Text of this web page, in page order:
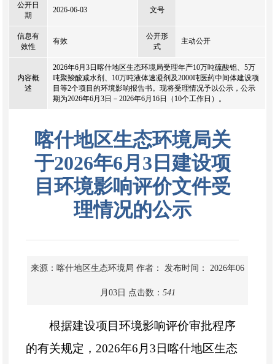
公开日
期
2026-06-03 文号
信息有
效性
有效
公开形
式
主动公开
内容概
述
2026年6月3日喀什地区生态环境局受理年产10万吨硫酸铝、5万
吨聚羧酸减水剂、10万吨液体速凝剂及2000吨医药中间体建设项
目等2个项目的环境影响报告书。现将受理情况予以公示，公示
期为2026年6月3日－2026年6月16日（10个工作日）。
喀什地区生态环境局关
于2026年6月3日建设项
目环境影响评价文件受
理情况的公示
来源：喀什地区生态环境局 作者： 发布时间： 2026年06
月03日 点击数： 541
根据建设项目环境影响评价审批程序
的有关规定，2026年6月3日喀什地区生态